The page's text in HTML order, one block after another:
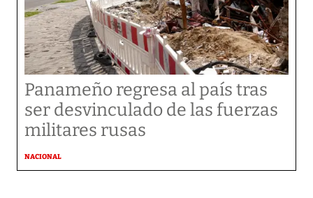
Panameño regresa al país tras
ser desvinculado de las fuerzas
militares rusas
NACIONAL